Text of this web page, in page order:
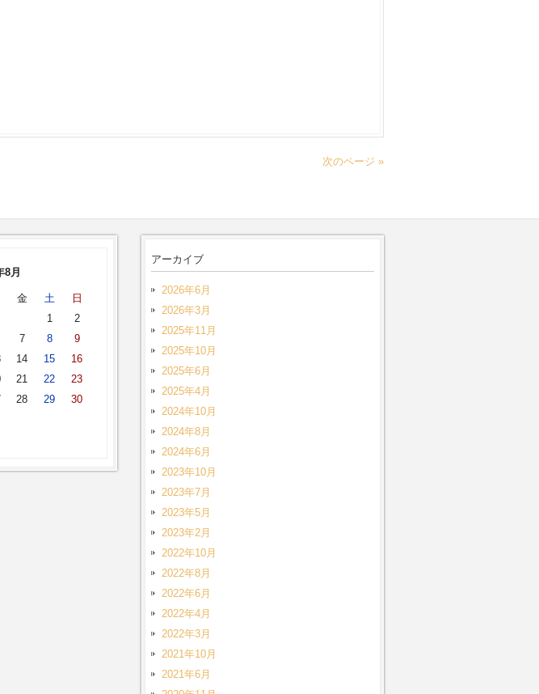
次のページ »
8月
金 土 日
1
2
7 8
9
14 15
16
21 22
23
28 29
30
アーカイブ
2026年6月
2026年3月
2025年11月
2025年10月
2025年6月
2025年4月
2024年10月
2024年8月
2024年6月
2023年10月
2023年7月
2023年5月
2023年2月
2022年10月
2022年8月
2022年6月
2022年4月
2022年3月
2021年10月
2021年6月